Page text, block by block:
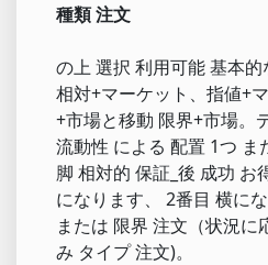
種類 注文
の上 選択 利用可能 基本
相対+マーケット、指値+
+市場と移動 限界+市場。
流動性 による 配置 1つ ま
脚 相対的 保証_後 成功 お
になります、 2番目 横に
または 限界 注文（状況に
み タイプ 注文)。